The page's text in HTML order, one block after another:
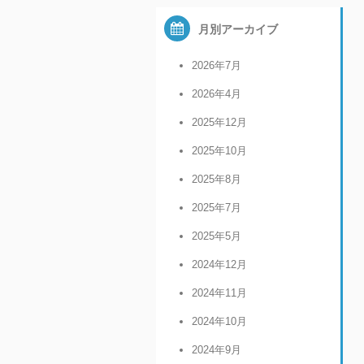
月別アーカイブ
2026年7月
2026年4月
2025年12月
2025年10月
2025年8月
2025年7月
2025年5月
2024年12月
2024年11月
2024年10月
2024年9月